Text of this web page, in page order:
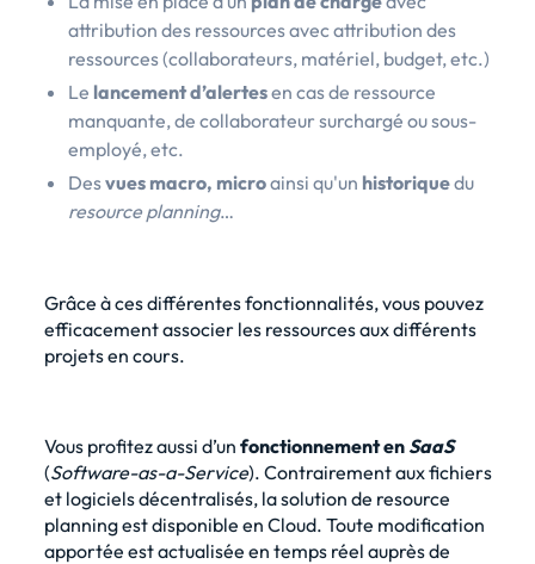
attribution des ressources avec attribution des
ressources (collaborateurs, matériel, budget, etc.)
Le lancement d’alertesen cas de ressource
manquante, de collaborateur surchargé ou sous-
employé, etc.
Desvues macro, microainsi qu'un historiquedu
resource planning…
Grâce à ces différentes fonctionnalités, vous pouvez
efficacement associer les ressources aux différents
projets en cours.
Vous profitez aussi d’un fonctionnement enSaaS
(Software-as-a-Service). Contrairement aux fichiers
et logiciels décentralisés, la solution de resource
planning est disponible en Cloud. Toute modification
apportée est actualisée en temps réel auprès de